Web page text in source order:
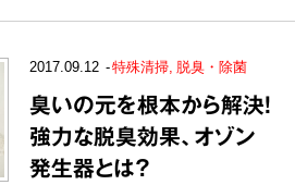
2017.09.12 特殊清掃 脱臭・除菌
臭いの元を根本から解決！
強力な脱臭効果、オゾン
発生器とは？